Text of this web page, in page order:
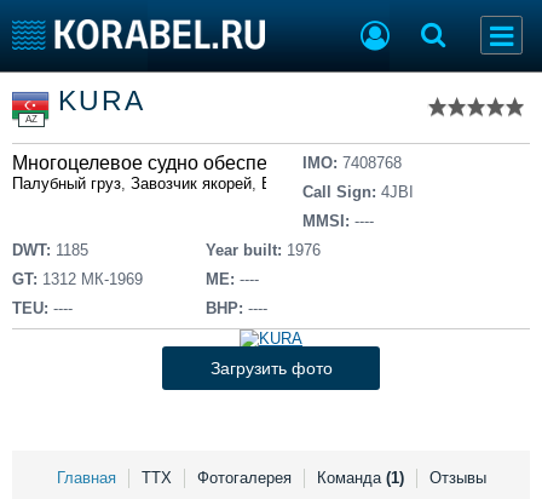
Тип судна
Добавить судно
Добавить проект
Последние 100
Пульс
Новости
Компании
Репутация
Торговая площадка
Доска объявлений
Продажа флота
Оборудование
Изделия
Материалы
Услуги
AZ
KURA
Многоцелевое судно обеспечения
Палубный груз, Завозчик якорей, Буксир
IMO: 7408768
Call Sign: 4JBI
MMSI: ----
DWT: 1185
GT: 1312 МК-1969
TEU: ----
Year built: 1976
ME: ----
BHP: ----
Загрузить фото
Главная ТТХ Фотогалерея Команда (1) Отзывы